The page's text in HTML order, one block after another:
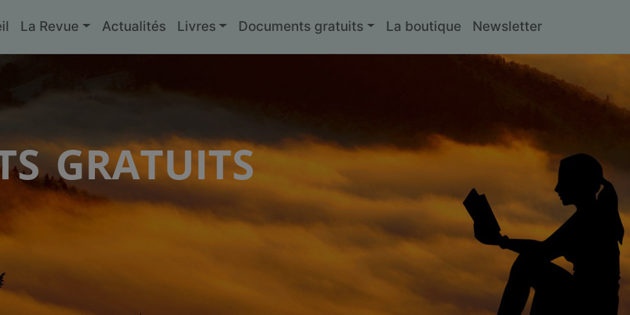
La Revue Actualités Livres Documents gratuits La boutique Newsletter
gratuits